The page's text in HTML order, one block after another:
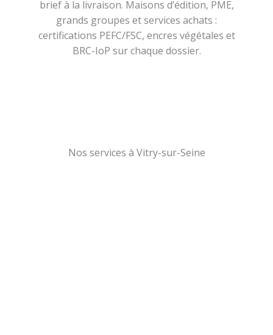
brief à la livraison. Maisons d’édition, PME,
grands groupes et services achats :
certifications PEFC/FSC, encres végétales et
BRC-IoP sur chaque dossier.
Nos services à Vitry-sur-Seine